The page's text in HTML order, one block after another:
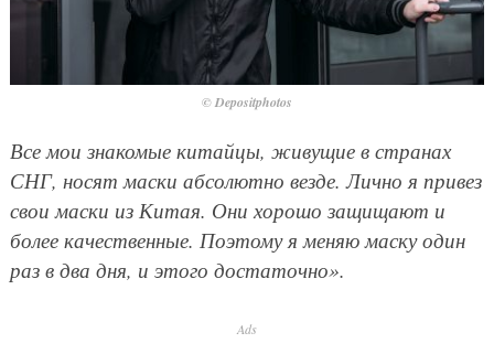
© Depositphotos
Все мои знакомые китайцы, живущие в странах
СНГ, носят маски абсолютно везде. Лично я привез
свои маски из Китая. Они хорошо защищают и
более качественные. Поэтому я меняю маску один
раз в два дня, и этого достаточно».
Ads